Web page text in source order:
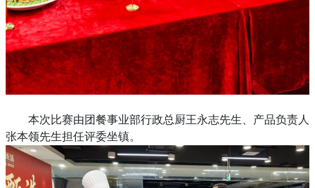
本次比赛由团餐事业部行政总厨王永志先生、产品负责人
张本领先生担任评委坐镇。